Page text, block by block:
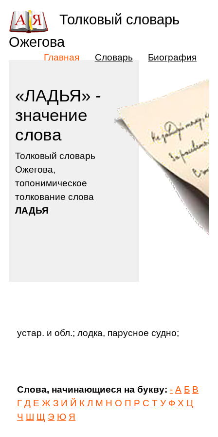
«ЛАДЬЯ» -
значение
слова
Толковый словарь
Ожегова,
топонимическое
толкование слова
ЛАДЬЯ
устар. и обл.; лодка, парусное судно;
Слова, начинающиеся на букву: - А Б В
Г Д Е Ж З И Й К Л М Н О П Р С Т У Ф Х Ц
Ч Ш Щ Э Ю Я
Толковый словарь
Ожегова
Главная Словарь Биография